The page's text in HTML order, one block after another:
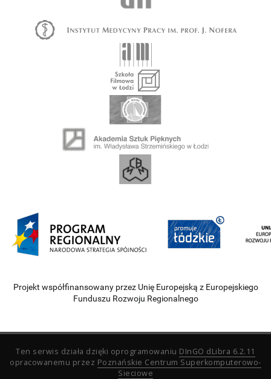
Projekt współfinansowany przez Unię Europejską z Europejskiego
Funduszu Rozwoju Regionalnego
Ten serwis działa dzięki oprogramowaniu DInGO dLibra 6.2.11
opracowanemu przez Poznańskie Centrum Superkomputerowo-
Sieciowe